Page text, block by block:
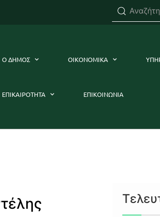
Ο ΔΗΜΟΣ ΟΙΚΟΝΟΜΙΚΑ
ΕΠΙΚΑΙΡΟΤΗΤΑ ΕΠΙΚΟΙΝΩΝΙΑ